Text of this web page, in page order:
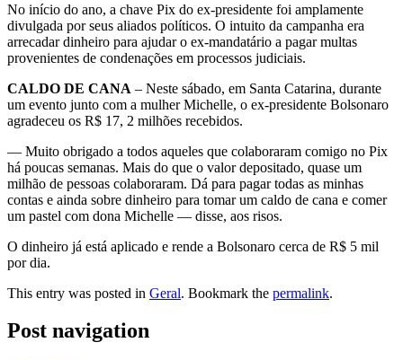
No início do ano, a chave Pix do ex-presidente foi amplamente
divulgada por seus aliados políticos. O intuito da campanha era
arrecadar dinheiro para ajudar o ex-mandatário a pagar multas
provenientes de condenações em processos judiciais.
CALDO DE CANA – Neste sábado, em Santa Catarina, durante
um evento junto com a mulher Michelle, o ex-presidente Bolsonaro
agradeceu os R$ 17, 2 milhões recebidos.
— Muito obrigado a todos aqueles que colaboraram comigo no Pix
há poucas semanas. Mais do que o valor depositado, quase um
milhão de pessoas colaboraram. Dá para pagar todas as minhas
contas e ainda sobre dinheiro para tomar um caldo de cana e comer
um pastel com dona Michelle — disse, aos risos.
O dinheiro já está aplicado e rende a Bolsonaro cerca de R$ 5 mil
por dia.
This entry was posted in Geral. Bookmark the permalink.
Post navigation